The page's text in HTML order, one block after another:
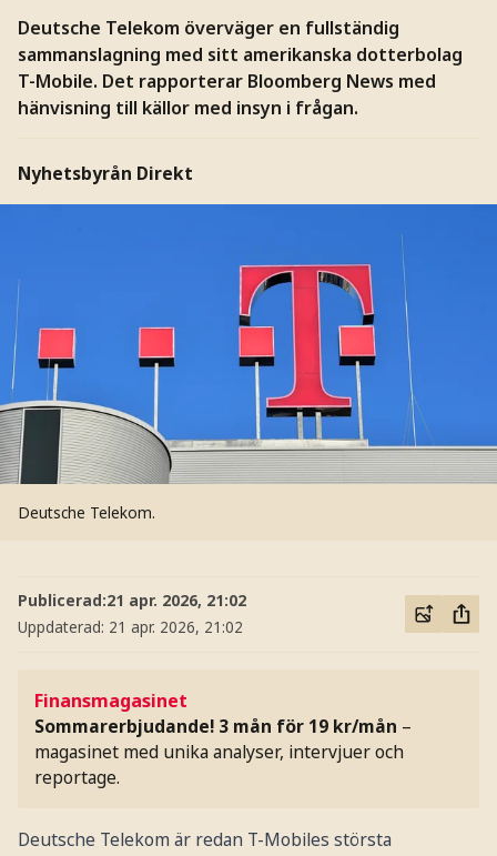
Deutsche Telekom överväger en fullständig
sammanslagning med sitt amerikanska dotterbolag
T-Mobile. Det rapporterar Bloomberg News med
hänvisning till källor med insyn i frågan.
Nyhetsbyrån Direkt
Deutsche Telekom.
Publicerad:21 apr. 2026, 21:02
Uppdaterad: 21 apr. 2026, 21:02
Finansmagasinet
Sommarerbjudande! 3 mån för 19 kr/mån –
magasinet med unika analyser, intervjuer och
reportage.
Deutsche Telekom är redan T-Mobiles största